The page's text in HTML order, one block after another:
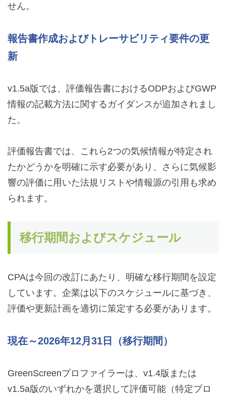
せん。
報告書作成およびトレーサビリティ要件の更
新
v1.5a版では、評価報告書におけるODPおよびGWP
情報の記載方法に関するガイダンスが追加されまし
た。
評価報告書では、これら2つの気候情報が特定され
たかどうかを明確に示す必要があり、さらに気候影
響の評価に用いた法規リストや情報源の引用も求め
られます。
移行期間およびスケジュール
CPAは今回の改訂にあたり、明確な移行期間を設定
しています。企業は以下のスケジュールに基づき、
評価や更新計画を適切に策定する必要があります。
現在～2026年12月31日（移行期間）
GreenScreenプロファイラーは、v1.4版または
v1.5a版のいずれかを選択して評価可能（特定プロ